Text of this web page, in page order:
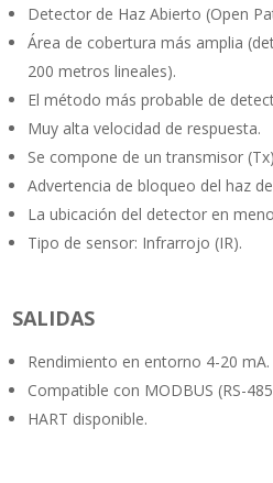
Detector de Haz Abierto (Open
Área de cobertura más amplia
200 metros lineales).
El método más probable de
Muy alta velocidad de respuesta.
Se compone de un transmisor
Advertencia de bloqueo del haz
La ubicación del detector en
Tipo de sensor: Infrarrojo (IR).
SALIDAS
Rendimiento en entorno 4-20 mA.
Compatible con MODBUS (RS-
HART disponible.